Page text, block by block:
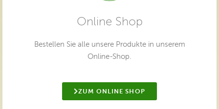
Online Shop
Bestellen Sie alle unsere Produkte in unserem
Online-Shop.
ZUM ONLINE SHOP